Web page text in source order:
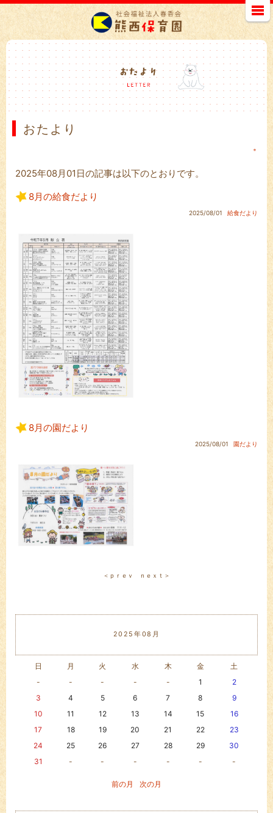
おたより
＊
2025年08月01日の記事は以下のとおりです。
8月の給食だより
2025/08/01 給食だより
8月の園だより
2025/08/01 園だより
＜ｐｒｅｖ ｎｅｘｔ＞
2025年08月
日 月 火 水 木 金
土
-
- - - - 1
2
3
4 5 6 7 8
9
10
11 12 13 14 15
16
17
18 19 20 21 22
23
24
25 26 27 28 29
30
31
- - - - - -
前の月 次の月